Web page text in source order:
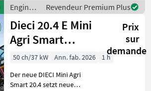
(Baugleich vom Modell 26.6
Mini Agri) -50
Engins
de
chantier
/ Dieci
Revendeur Premium Plus
Dieci 20.4 E Mini
Agri Smart
ELEKTRO
Teleskoplader
TOP
Prix
sur
demande
50 ch/37 kW Ann. fab. 2026
1 h
Der neue DIECI Mini Agri
Smart 20.4 setzt neue